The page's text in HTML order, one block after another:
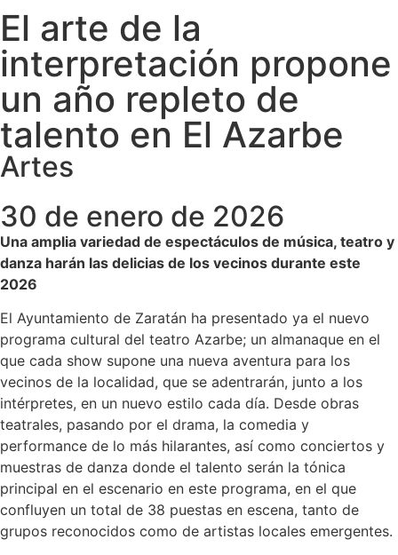
El arte de la
interpretación propone
un año repleto de
talento en El Azarbe
Artes
30 de enero de 2026
Una amplia variedad de espectáculos de música, teatro y
danza harán las delicias de los vecinos durante este
2026
El Ayuntamiento de Zaratán ha presentado ya el nuevo
programa cultural del teatro Azarbe; un almanaque en el
que cada show supone una nueva aventura para los
vecinos de la localidad, que se adentrarán, junto a los
intérpretes, en un nuevo estilo cada día. Desde obras
teatrales, pasando por el drama, la comedia y
performance de lo más hilarantes, así como conciertos y
muestras de danza donde el talento serán la tónica
principal en el escenario en este programa, en el que
confluyen un total de 38 puestas en escena, tanto de
grupos reconocidos como de artistas locales emergentes.